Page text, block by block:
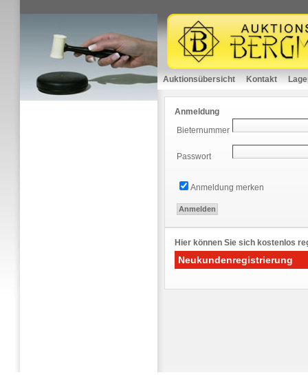
Auktionsübersicht Kontakt
Anmeldung
Bieternummer
Passwort
Anmeldung merken
Hier können Sie sich kostenlos
Neukundenregistrierung